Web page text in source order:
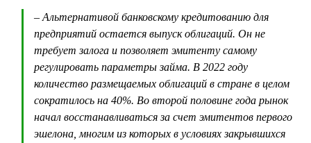
– Альтернативой банковскому кредитованию для
предприятий остается выпуск облигаций. Он не
требует залога и позволяет эмитенту самому
регулировать параметры займа. В 2022 году
количество размещаемых облигаций в стране в целом
сократилось на 40%. Во второй половине года рынок
начал восстанавливаться за счет эмитентов первого
эшелона, многим из которых в условиях закрывшихся